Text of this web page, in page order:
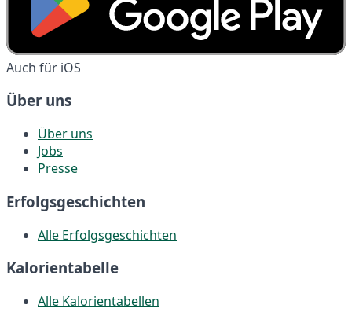
Auch für iOS
Über uns
Über uns
Jobs
Presse
Erfolgsgeschichten
Alle Erfolgsgeschichten
Kalorientabelle
Alle Kalorientabellen